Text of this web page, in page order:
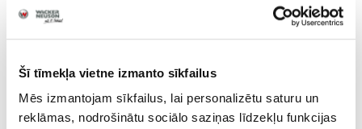
Šī tīmekļa vietne izmanto sīkfailus
Mēs izmantojam sīkfailus, lai personalizētu saturu un
reklāmas, nodrošinātu sociālo saziņas līdzekļu funkcijas
Svars: 384-437 kg